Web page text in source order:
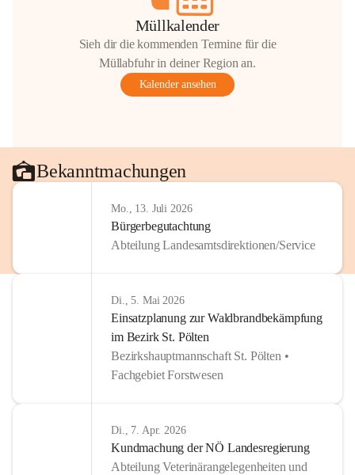
Müllkalender
Sieh dir die kommenden Termine für die
Müllabfuhr in deiner Region an.
Kalender ansehen
Bekanntmachungen
Mo., 13. Juli 2026
Bürgerbegutachtung
Abteilung Landesamtsdirektionen/Service
Di., 5. Mai 2026
Einsatzplanung zur Waldbrandbekämpfung
im Bezirk St. Pölten
Bezirkshauptmannschaft St. Pölten •
Fachgebiet Forstwesen
Di., 7. Apr. 2026
Kundmachung der NÖ Landesregierung
Abteilung Veterinärangelegenheiten und